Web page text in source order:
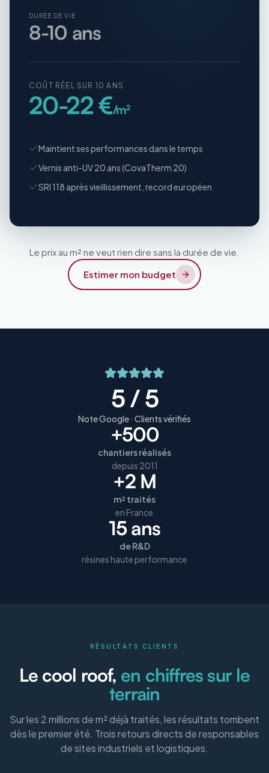
DURÉE DE VIE
8-10 ans
COÛT RÉEL SUR 10 ANS
20-22 €/m²
Maintient ses performances dans le temps
Vernis anti-UV 20 ans (CovaTherm 20)
SRI 118 après vieillissement, record européen
Le prix au m² ne veut rien dire sans la durée de vie.
Estimer mon budget
5 / 5
Note Google · Clients vérifiés
+500
chantiers réalisés
depuis 2011
+2 M
m² traités
en France
15 ans
de R&D
résines haute performance
RÉSULTATS CLIENTS
Le cool roof, en chiffres sur le
terrain
Sur les 2 millions de m² déjà traités, les résultats tombent
dès le premier été. Trois retours directs de responsables
de sites industriels et logistiques.